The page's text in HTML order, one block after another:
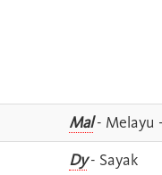
Mal- Melayu
Dy- Sayak